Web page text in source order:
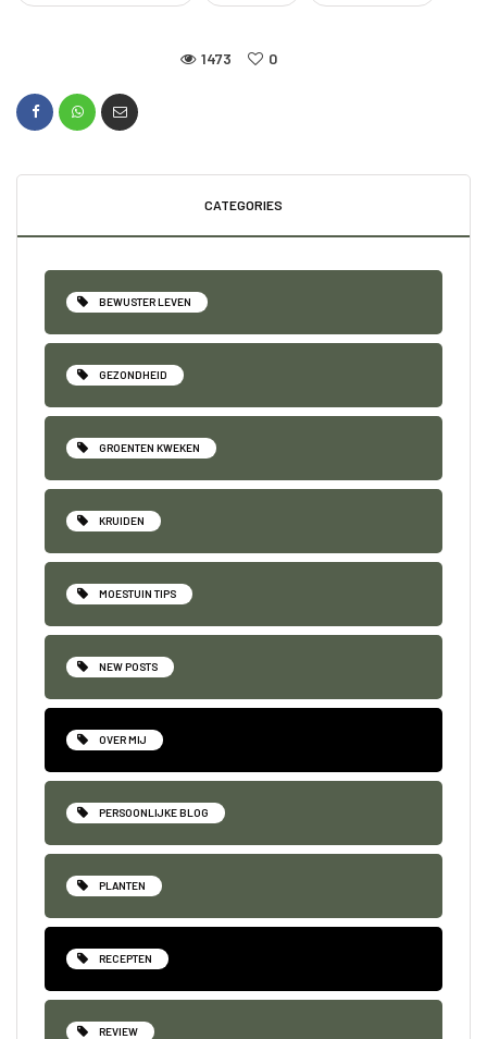
1473 0
CATEGORIES
BEWUSTER LEVEN
GEZONDHEID
GROENTEN KWEKEN
KRUIDEN
MOESTUIN TIPS
NEW POSTS
OVER MIJ
PERSOONLIJKE BLOG
PLANTEN
RECEPTEN
REVIEW